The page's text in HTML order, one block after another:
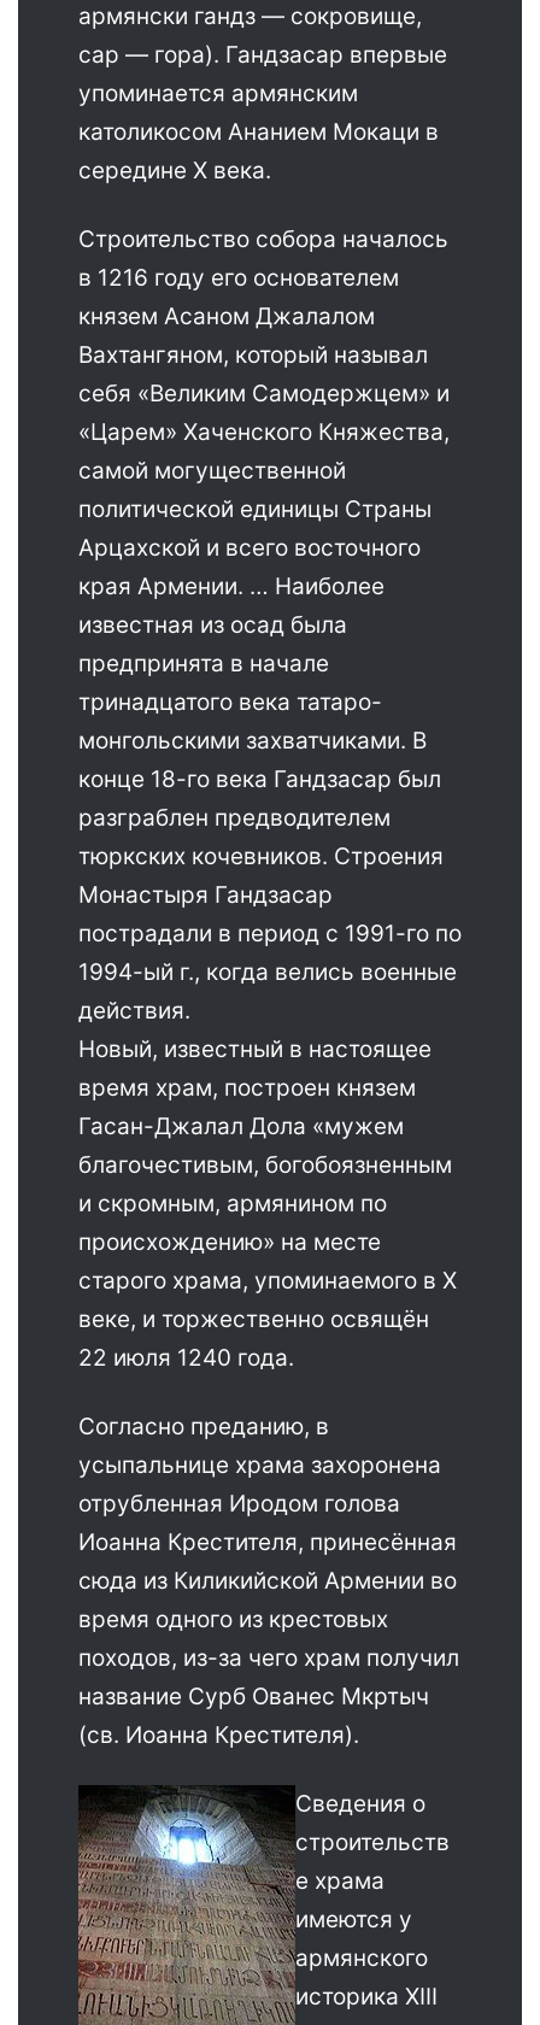
армянски гандз — сокровище,
сар — гора). Гандзасар впервые
упоминается армянским
католикосом Ананием Мокаци в
середине X века.
Строительство собора началось
в 1216 году его основателем
князем Асаном Джалалом
Вахтангяном, который называл
себя «Великим Самодержцем» и
«Царем» Хаченского Княжества,
самой могущественной
политической единицы Страны
Арцахской и всего восточного
края Армении. … Наиболее
известная из осад была
предпринята в начале
тринадцатого века татаро-
монгольскими захватчиками. В
конце 18-го века Гандзасар был
разграблен предводителем
тюркских кочевников. Строения
Монастыря Гандзасар
пострадали в период с 1991-го по
1994-ый г., когда велись военные
действия.
Новый, известный в настоящее
время храм, построен князем
Гасан-Джалал Дола «мужем
благочестивым, богобоязненным
и скромным, армянином по
происхождению» на месте
старого храма, упоминаемого в X
веке, и торжественно освящён
22 июля 1240 года.
Согласно преданию, в
усыпальнице храма захоронена
отрубленная Иродом голова
Иоанна Крестителя, принесённая
сюда из Киликийской Армении во
время одного из крестовых
походов, из-за чего храм получил
название Сурб Ованес Мкртыч
(св. Иоанна Крестителя).
Сведения о
строительств
е храма
имеются у
армянского
историка XIII